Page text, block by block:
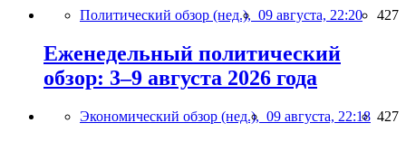
Политический обзор (нед.), 09 августа, 22:20 427
Еженедельный политический
обзор: 3–9 августа 2026 года
Экономический обзор (нед.), 09 августа, 22:18 427